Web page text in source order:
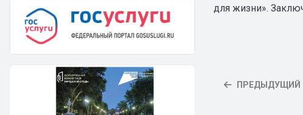
для жизни».
ПРЕДЫДУЩИЙ